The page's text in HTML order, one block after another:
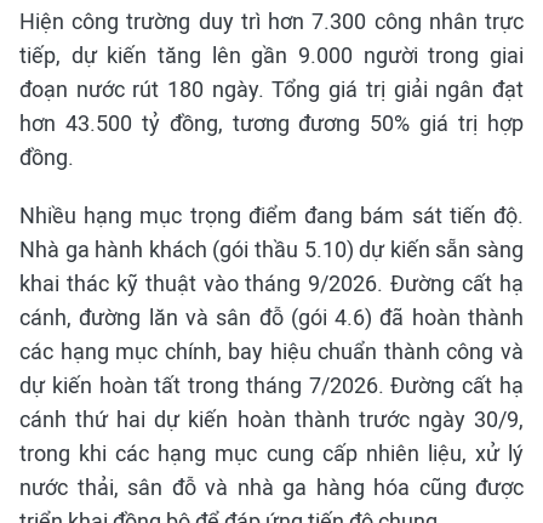
Hiện công trường duy trì hơn 7.300 công nhân trực
tiếp, dự kiến tăng lên gần 9.000 người trong giai
đoạn nước rút 180 ngày. Tổng giá trị giải ngân đạt
hơn 43.500 tỷ đồng, tương đương 50% giá trị hợp
đồng.
Nhiều hạng mục trọng điểm đang bám sát tiến độ.
Nhà ga hành khách (gói thầu 5.10) dự kiến sẵn sàng
khai thác kỹ thuật vào tháng 9/2026. Đường cất hạ
cánh, đường lăn và sân đỗ (gói 4.6) đã hoàn thành
các hạng mục chính, bay hiệu chuẩn thành công và
dự kiến hoàn tất trong tháng 7/2026. Đường cất hạ
cánh thứ hai dự kiến hoàn thành trước ngày 30/9,
trong khi các hạng mục cung cấp nhiên liệu, xử lý
nước thải, sân đỗ và nhà ga hàng hóa cũng được